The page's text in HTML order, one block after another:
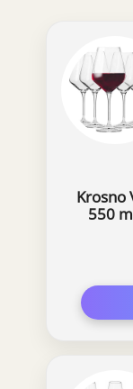
Krosno
550